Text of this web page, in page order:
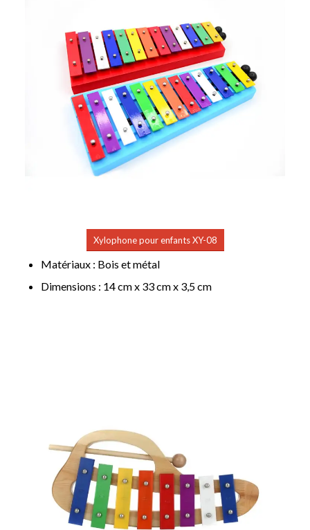
Xylophone pour enfants XY-08
Matériaux : Bois et métal
Dimensions : 14 cm x 33 cm x 3,5 cm